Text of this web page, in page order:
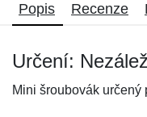
Popis Recenze
Určení:
Mini šroubovák určený